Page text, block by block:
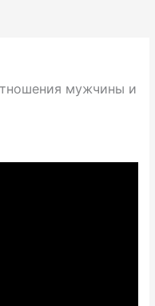
мужчины и